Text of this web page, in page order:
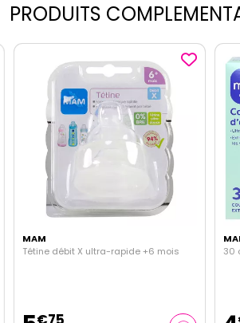
PRODUITS
MAM
Tétine débit X ultra-rapide +6 mois
30